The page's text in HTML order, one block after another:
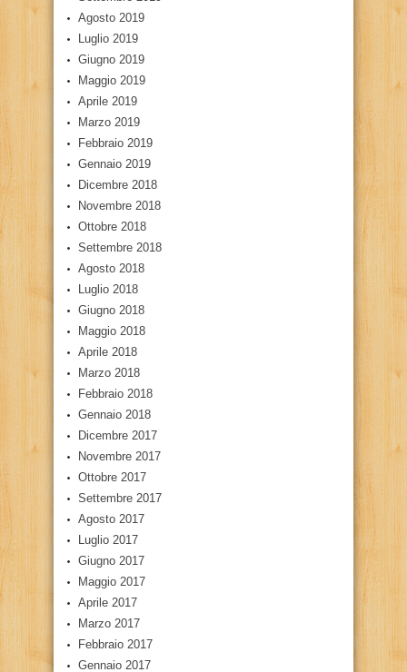
Agosto 2019
Luglio 2019
Giugno 2019
Maggio 2019
Aprile 2019
Marzo 2019
Febbraio 2019
Gennaio 2019
Dicembre 2018
Novembre 2018
Ottobre 2018
Settembre 2018
Agosto 2018
Luglio 2018
Giugno 2018
Maggio 2018
Aprile 2018
Marzo 2018
Febbraio 2018
Gennaio 2018
Dicembre 2017
Novembre 2017
Ottobre 2017
Settembre 2017
Agosto 2017
Luglio 2017
Giugno 2017
Maggio 2017
Aprile 2017
Marzo 2017
Febbraio 2017
Gennaio 2017